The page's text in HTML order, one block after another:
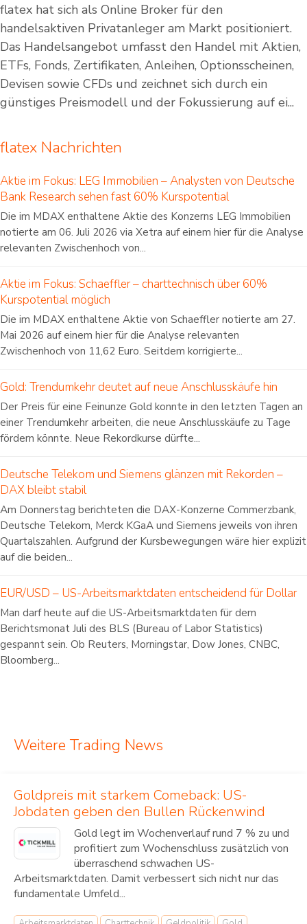
flatex hat sich als Online Broker für den
handelsaktiven Privatanleger am Markt positioniert.
Das Handelsangebot umfasst den Handel mit Aktien,
ETFs, Fonds, Zertifikaten, Anleihen, Optionsscheinen,
Devisen sowie CFDs und zeichnet sich durch ein
günstiges Preismodell und der Fokussierung auf ei...
flatex Nachrichten
Aktie im Fokus: LEG Immobilien – Analysten von Deutsche
Bank Research sehen fast 60% Kurspotential
Die im MDAX enthaltene Aktie des Konzerns LEG Immobilien
notierte am 06. Juli 2026 via Xetra auf einem hier für die Analyse
relevanten Zwischenhoch von...
Aktie im Fokus: Schaeffler – charttechnisch über 60%
Kurspotential möglich
Die im MDAX enthaltene Aktie von Schaeffler notierte am 27.
Mai 2026 auf einem hier für die Analyse relevanten
Zwischenhoch von 11,62 Euro. Seitdem korrigierte...
Gold: Trendumkehr deutet auf neue Anschlusskäufe hin
Der Preis für eine Feinunze Gold konnte in den letzten Tagen an
einer Trendumkehr arbeiten, die neue Anschlusskäufe zu Tage
fördern könnte. Neue Rekordkurse dürfte...
Deutsche Telekom und Siemens glänzen mit Rekorden –
DAX bleibt stabil
Am Donnerstag berichteten die DAX-Konzerne Commerzbank,
Deutsche Telekom, Merck KGaA und Siemens jeweils von ihren
Quartalszahlen. Aufgrund der Kursbewegungen wäre hier explizit
auf die beiden...
EUR/USD – US-Arbeitsmarktdaten entscheidend für Dollar
Man darf heute auf die US-Arbeitsmarktdaten für dem
Berichtsmonat Juli des BLS (Bureau of Labor Statistics)
gespannt sein. Ob Reuters, Morningstar, Dow Jones, CNBC,
Bloomberg...
Weitere Trading News
Goldpreis mit starkem Comeback: US-
Jobdaten geben den Bullen Rückenwind
Gold legt im Wochenverlauf rund 7 % zu und
profitiert zum Wochenschluss zusätzlich von
überraschend schwachen US-
Arbeitsmarktdaten. Damit verbessert sich nicht nur das
fundamentale Umfeld...